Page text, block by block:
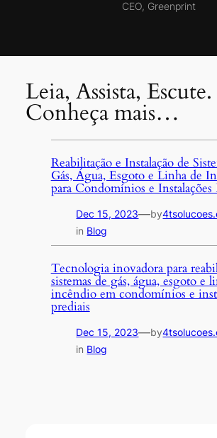
CEO, Greenprint
Leia, Assista, Escute.
Conheça mais…
Reabilitação e Instalação de
Gás, Água, Esgoto e Linha de
para Condomínios e Instalações
Dec 15, 2023—by
in Blog
Tecnologia inovadora para
sistemas de gás, água, esgoto e
incêndio em condomínios e
prediais
Dec 15, 2023—by
in Blog